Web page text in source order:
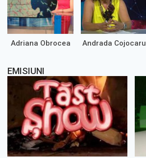
Adriana Obrocea Andrada Cojocaru
EMISIUNI